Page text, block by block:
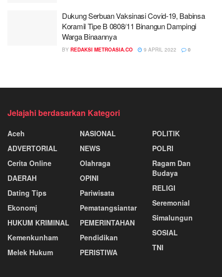
Dukung Serbuan Vaksinasi Covid-19, Babinsa
Koramil Tipe B 0808/11 Binangun Dampingi
Warga Binaannya
BY REDAKSI METROASIA.CO 9 APRIL 2022 0
Jelajahi berdasarkan Kategori
Aceh
ADVERTORIAL
Cerita Online
DAERAH
Dating Tips
Ekonomj
HUKUM KRIMINAL
Kemenkunham
Melek Hukum
NASIONAL
NEWS
Olahraga
OPINI
Pariwisata
Pematangsiantar
PEMERINTAHAN
Pendidikan
PERISTIWA
POLITIK
POLRI
Ragam Dan
Budaya
RELIGI
Seremonial
Simalungun
SOSIAL
TNI